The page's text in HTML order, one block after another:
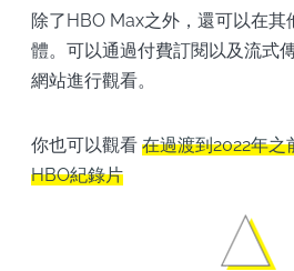
除了HBO Max之外，還可以在其
體。可以通過付費訂閱以及流式
網站進行觀看。
你也可以觀看 在過渡到2022年之
HBO紀錄片